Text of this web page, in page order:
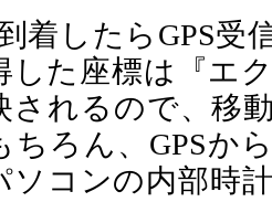
着したらGPS受
した座標は『エ
されるので、移
ちろん、GPSか
ソコンの内部時